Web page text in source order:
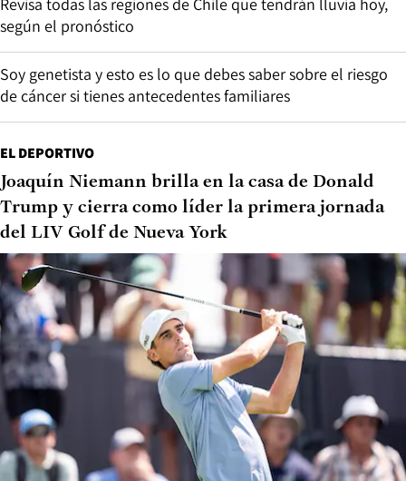
Revisa todas las regiones de Chile que tendrán lluvia hoy,
según el pronóstico
Soy genetista y esto es lo que debes saber sobre el riesgo
de cáncer si tienes antecedentes familiares
EL DEPORTIVO
Joaquín Niemann brilla en la casa de Donald
Trump y cierra como líder la primera jornada
del LIV Golf de Nueva York